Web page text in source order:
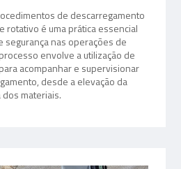
de descarregamento
rotativo é uma prática essencial
segurança nas operações de
envolve a utilização de
acompanhar e supervisionar
desde a elevação da
dos materiais.